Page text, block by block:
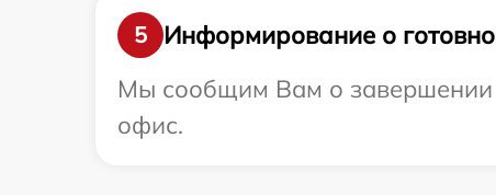
5
Информирование о
Мы сообщим Вам о завершении
офис.